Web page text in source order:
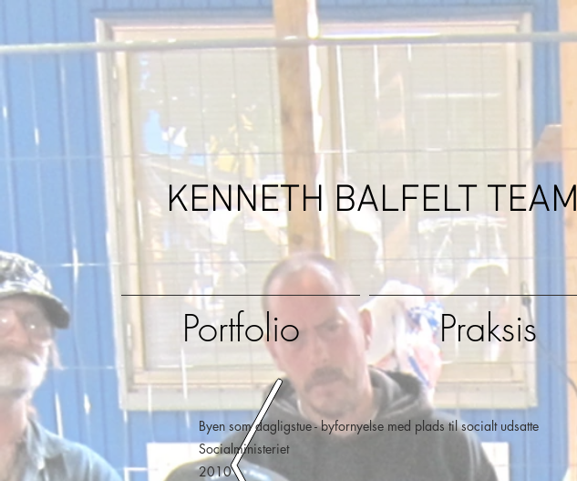
KENNETH BALFELT TEAM
Portfolio Praksis
Byen som dagligstue - byfornyelse med plads til socialt udsatte
Socialministeriet
2010